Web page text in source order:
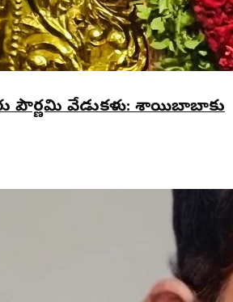
పౌర్ణమి వేడుకళు: శాయిబాబాకు